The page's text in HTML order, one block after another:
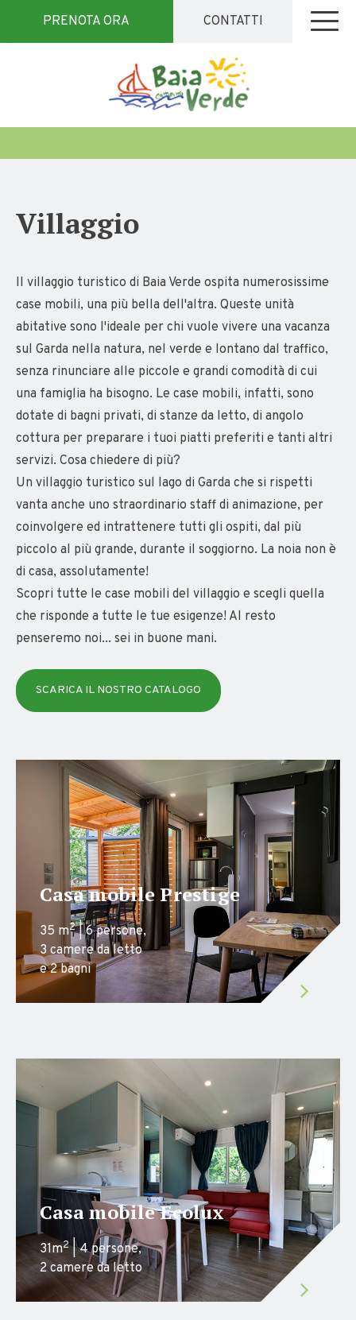
PRENOTA ORA CONTATTI
Villaggio
Il villaggio turistico di Baia Verde ospita numerosissime
case mobili, una più bella dell'altra. Queste unità
abitative sono l'ideale per chi vuole vivere una vacanza
sul Garda nella natura, nel verde e lontano dal traffico,
senza rinunciare alle piccole e grandi comodità di cui
una famiglia ha bisogno. Le case mobili, infatti, sono
dotate di bagni privati, di stanze da letto, di angolo
cottura per preparare i tuoi piatti preferiti e tanti altri
servizi. Cosa chiedere di più?
Un villaggio turistico sul lago di Garda che si rispetti
vanta anche uno straordinario staff di animazione, per
coinvolgere ed intrattenere tutti gli ospiti, dal più
piccolo al più grande, durante il soggiorno. La noia non è
di casa, assolutamente!
Scopri tutte le case mobili del villaggio e scegli quella
che risponde a tutte le tue esigenze! Al resto
penseremo noi... sei in buone mani.
SCARICA IL NOSTRO CATALOGO
Casa mobile Prestige
35 m2| 6 persone,
3 camere da letto
e 2 bagni
Casa mobile Ecolux
31m2| 4 persone,
2 camere da letto